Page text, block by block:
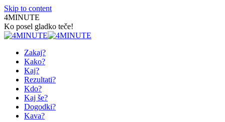
Skip to content
4MINUTE
Ko posel gladko teče!
Zakaj?
Kako?
Kaj?
Rezultati?
Kdo?
Kaj še?
Dogodki?
Kava?